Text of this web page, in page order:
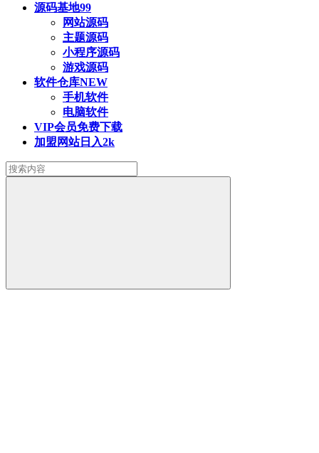
源码基地99
网站源码
主题源码
小程序源码
游戏源码
软件仓库NEW
手机软件
电脑软件
VIP会员免费下载
加盟网站日入2k